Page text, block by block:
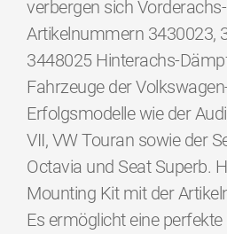
verbergen sich
Artikelnummern 3430023,
3448025 Hinterachs-
Fahrzeuge der
Erfolgsmodelle wie der
VII, VW Touran sowie der
Octavia und Seat Superb.
Mounting Kit mit der
Es ermöglicht eine